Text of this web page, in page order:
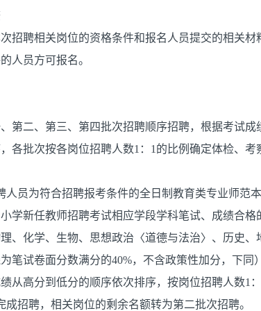
招聘相关岗位的资格条件和报名人员提交的相关材
人员方可报名。
第二、第三、第四批次招聘顺序招聘，根据考试
各批次按各岗位招聘人数1：1的比例确定体检、考
人员为符合招聘报考条件的全日制教育类专业师范
学新任教师招聘考试相应学段学科笔试、成绩合格
、化学、生物、思想政治〈道德与法治〉、历史、
笔试卷面分数满分的40%，不含政策性加分，下同
从高分到低分的顺序依次排序，按岗位招聘人数1
成招聘，相关岗位的剩余名额转为第二批次招聘。